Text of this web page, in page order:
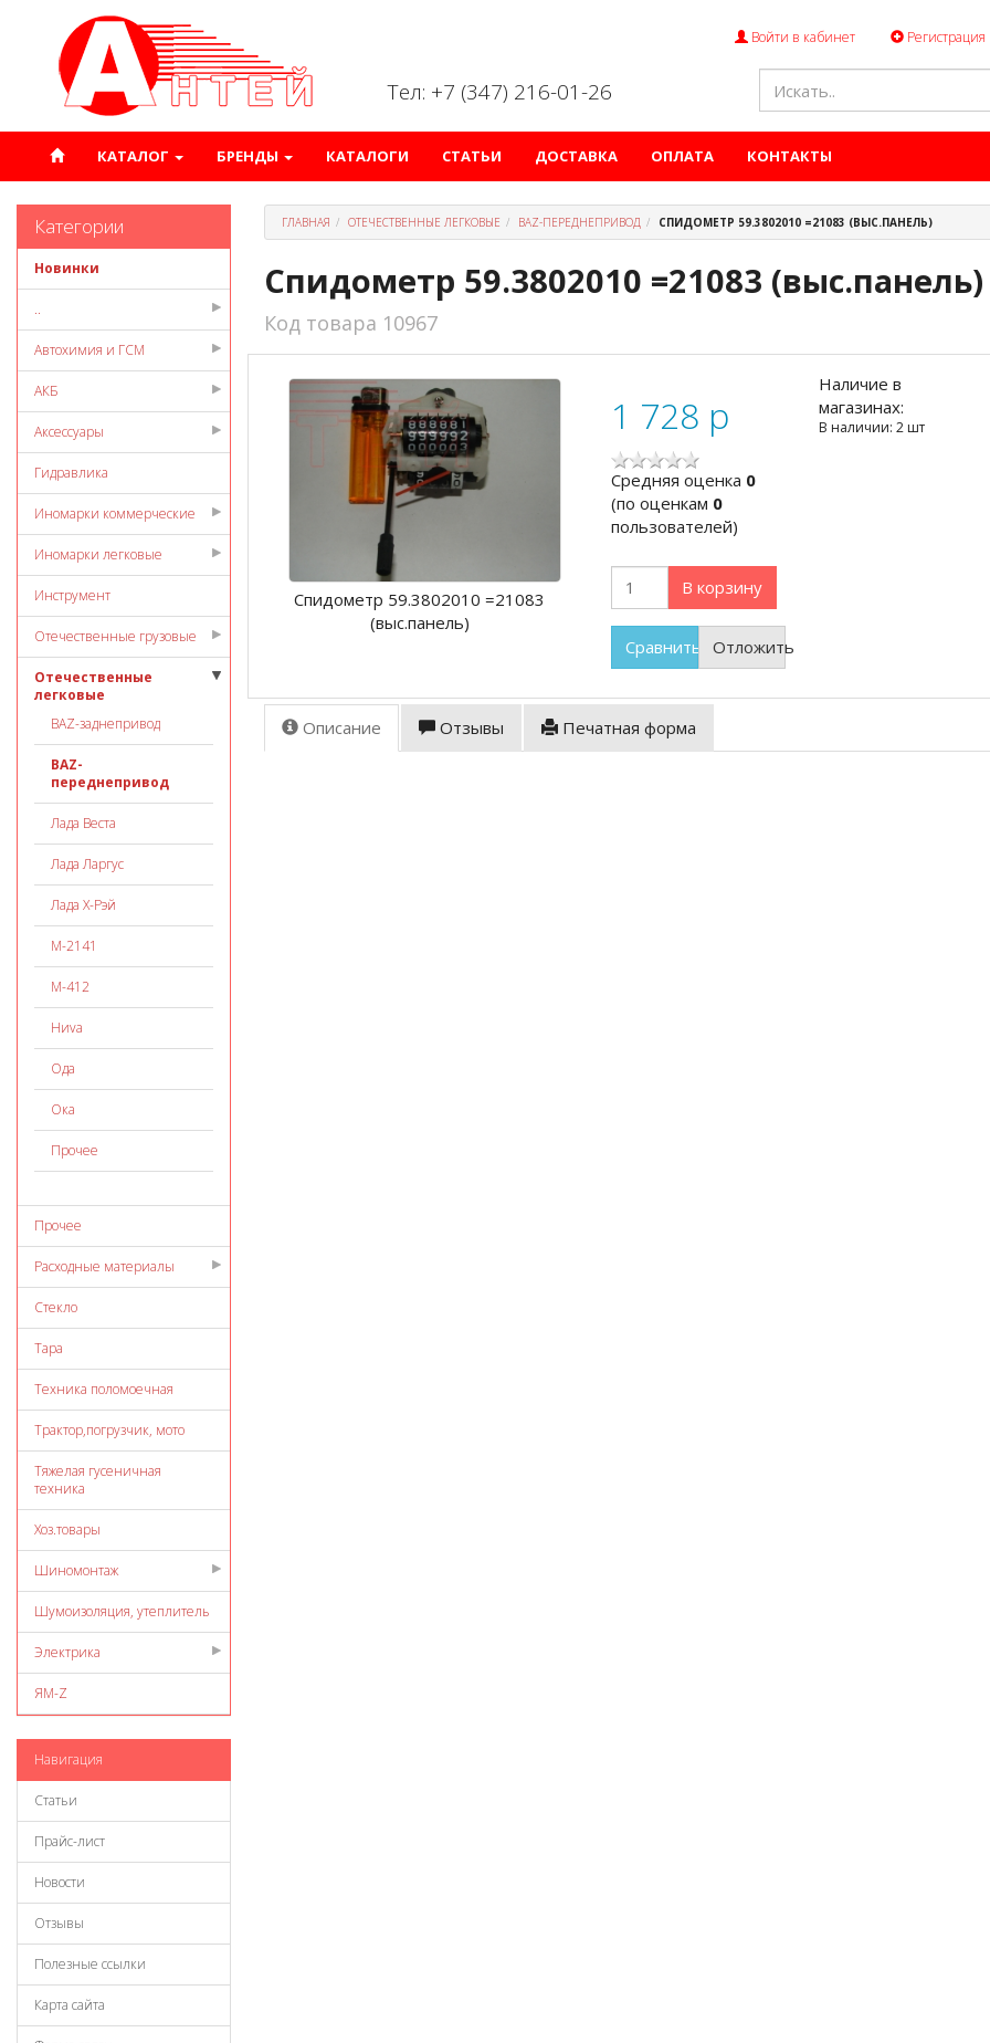
Войти в кабинет Регистрация
Тел: +7 (347) 216-01-26
КАТАЛОГ БРЕНДЫ КАТАЛОГИ СТАТЬИ ДОСТАВКА ОПЛАТА КОНТАКТЫ
Категории
Новинки
..
Автохимия и ГСМ
АКБ
Аксессуары
Гидравлика
Иномарки коммерческие
Иномарки легковые
Инструмент
Отечественные грузовые
Отечественные
легковые
ВАZ-заднепривод
ВАZ-
переднепривод
Лада Веста
Лада Ларгус
Лада Х-Рэй
М-2141
М-412
Ниvа
Ода
Ока
Прочее
Прочее
Расходные материалы
Стекло
Тара
Техника поломоечная
Трактор,погрузчик, мото
Тяжелая гусеничная
техника
Хоз.товары
Шиномонтаж
Шумоизоляция, утеплитель
Электрика
ЯМ-Z
Навигация
Статьи
Прайс-лист
Новости
Отзывы
Полезные ссылки
Карта сайта
ГЛАВНАЯ ОТЕЧЕСТВЕННЫЕ ЛЕГКОВЫЕ ВАZ-ПЕРЕДНЕПРИВОД СПИДОМЕТР 59.3802010 =21083 (ВЫС.ПАНЕЛЬ)
Спидометр 59.3802010 =21083 (выс.панель)
Код товара 10967
Спидометр 59.3802010 =21083
(выс.панель)
1 728 p
Cредняя оценка 0
(по оценкам 0
пользователей)
В корзину
Сравнить Отложить
Наличие в
магазинах:
В наличии: 2 шт
Описание Отзывы Печатная форма